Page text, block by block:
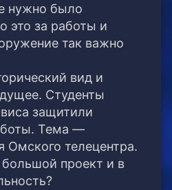
нужно было
это за работы и
так важно
вид и
Студенты
защитили
Тема —
Омского телецентра.
проект и в